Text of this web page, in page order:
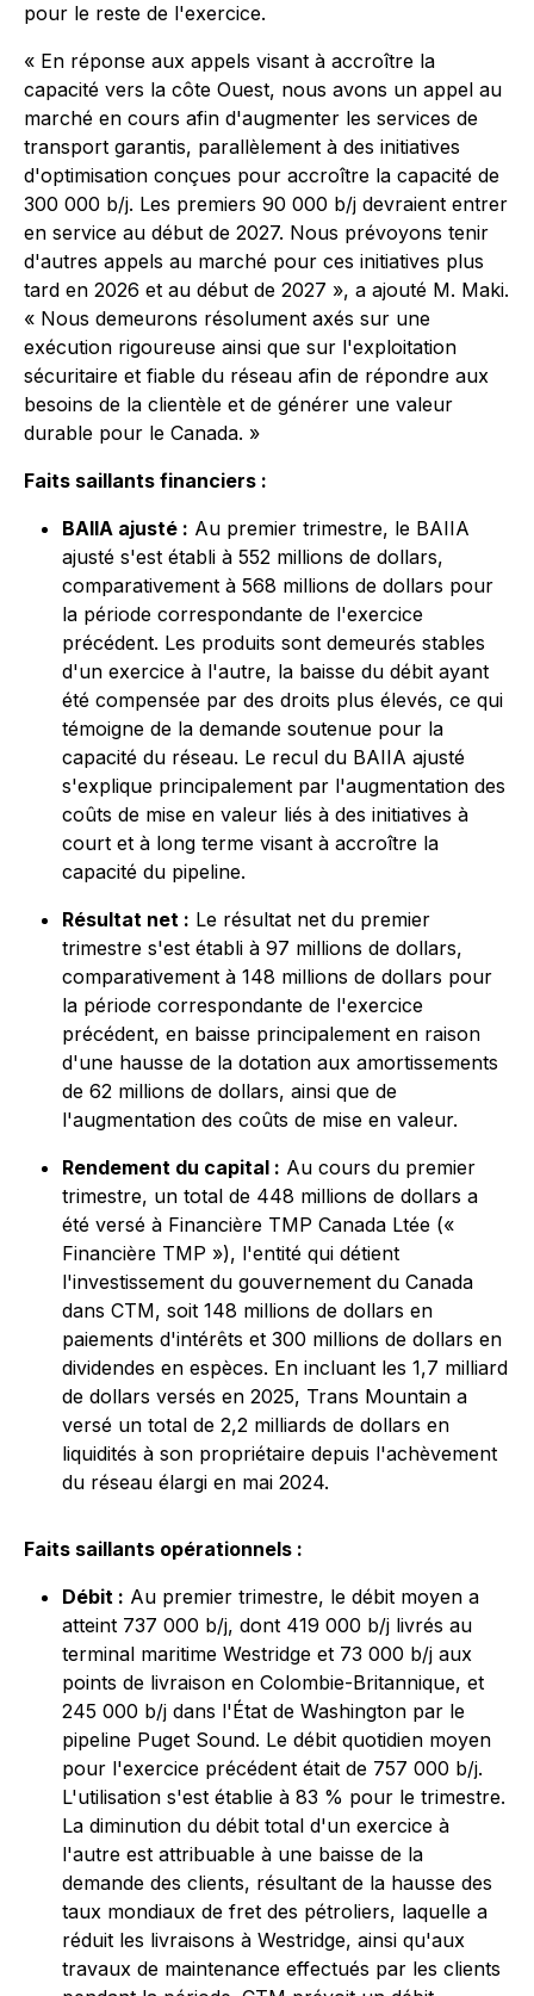
pour le reste de l'exercice.
« En réponse aux appels visant à accroître la
capacité vers la côte Ouest, nous avons un appel au
marché en cours afin d'augmenter les services de
transport garantis, parallèlement à des initiatives
d'optimisation conçues pour accroître la capacité de
300 000 b/j. Les premiers 90 000 b/j devraient entrer
en service au début de 2027. Nous prévoyons tenir
d'autres appels au marché pour ces initiatives plus
tard en 2026 et au début de 2027 », a ajouté M. Maki.
« Nous demeurons résolument axés sur une
exécution rigoureuse ainsi que sur l'exploitation
sécuritaire et fiable du réseau afin de répondre aux
besoins de la clientèle et de générer une valeur
durable pour le Canada. »
Faits saillants financiers :
BAIIA ajusté : Au premier trimestre, le BAIIA
ajusté s'est établi à 552 millions de dollars,
comparativement à 568 millions de dollars pour
la période correspondante de l'exercice
précédent. Les produits sont demeurés stables
d'un exercice à l'autre, la baisse du débit ayant
été compensée par des droits plus élevés, ce qui
témoigne de la demande soutenue pour la
capacité du réseau. Le recul du BAIIA ajusté
s'explique principalement par l'augmentation des
coûts de mise en valeur liés à des initiatives à
court et à long terme visant à accroître la
capacité du pipeline.
Résultat net : Le résultat net du premier
trimestre s'est établi à 97 millions de dollars,
comparativement à 148 millions de dollars pour
la période correspondante de l'exercice
précédent, en baisse principalement en raison
d'une hausse de la dotation aux amortissements
de 62 millions de dollars, ainsi que de
l'augmentation des coûts de mise en valeur.
Rendement du capital : Au cours du premier
trimestre, un total de 448 millions de dollars a
été versé à Financière TMP Canada Ltée («
Financière TMP »), l'entité qui détient
l'investissement du gouvernement du Canada
dans CTM, soit 148 millions de dollars en
paiements d'intérêts et 300 millions de dollars en
dividendes en espèces. En incluant les 1,7 milliard
de dollars versés en 2025, Trans Mountain a
versé un total de 2,2 milliards de dollars en
liquidités à son propriétaire depuis l'achèvement
du réseau élargi en mai 2024.
Faits saillants opérationnels :
Débit : Au premier trimestre, le débit moyen a
atteint 737 000 b/j, dont 419 000 b/j livrés au
terminal maritime Westridge et 73 000 b/j aux
points de livraison en Colombie-Britannique, et
245 000 b/j dans l'État de Washington par le
pipeline Puget Sound. Le débit quotidien moyen
pour l'exercice précédent était de 757 000 b/j.
L'utilisation s'est établie à 83 % pour le trimestre.
La diminution du débit total d'un exercice à
l'autre est attribuable à une baisse de la
demande des clients, résultant de la hausse des
taux mondiaux de fret des pétroliers, laquelle a
réduit les livraisons à Westridge, ainsi qu'aux
travaux de maintenance effectués par les clients